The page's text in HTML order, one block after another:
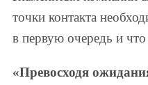
точки контакта
в первую очередь и
«Превосходя